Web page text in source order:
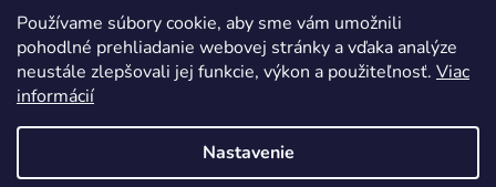
Používame súbory cookie, aby sme vám umožnili
pohodlné prehliadanie webovej stránky a vďaka analýze
neustále zlepšovali jej funkcie, výkon a použiteľnosť. Viac
informácií
Nastavenie
Instagram Facebook